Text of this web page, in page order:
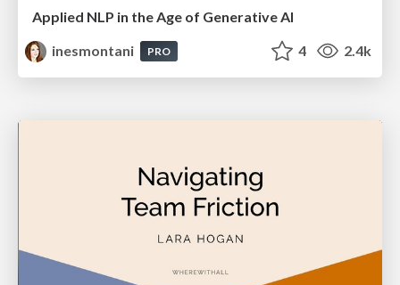
Applied NLP in the Age of Generative AI
inesmontani
PRO 4 2.4k